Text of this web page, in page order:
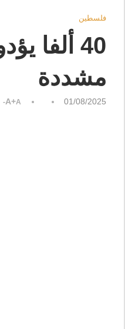
فلسطين
40
مشددة
01/08/2025
A+A-